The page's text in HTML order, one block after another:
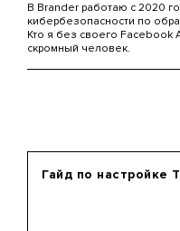
В Brander работаю с 2020
кибербезопасности по
Кто я без своего Facebook
скромный человек.
Гайд по настройке